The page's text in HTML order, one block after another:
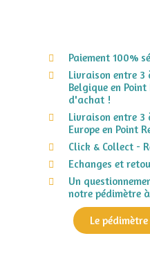
Paiement 100%
Livraison entre 3
Belgique en
d'achat !
Livraison entre 3
Europe en Point
Click & Collect -
Echanges et
Un
notre pédimètre
Le